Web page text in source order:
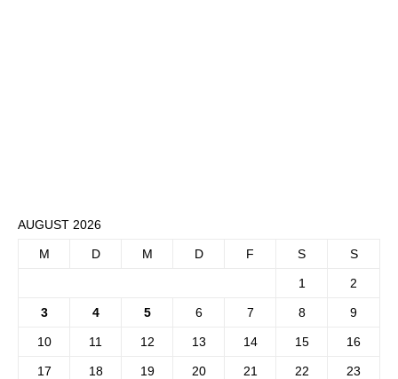
AUGUST 2026
M D M D F S S
1 2
3 4 5 6 7 8 9
10 11 12 13 14 15 16
17 18 19 20 21 22 23